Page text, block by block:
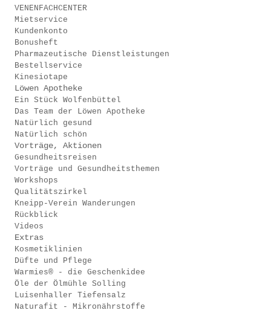
VENENFACHCENTER
Mietservice
Kundenkonto
Bonusheft
Pharmazeutische Dienstleistungen
Bestellservice
Kinesiotape
Löwen Apotheke
Ein Stück Wolfenbüttel
Das Team der Löwen Apotheke
Natürlich gesund
Natürlich schön
Vorträge, Aktionen
Gesundheitsreisen
Vorträge und Gesundheitsthemen
Workshops
Qualitätszirkel
Kneipp-Verein Wanderungen
Rückblick
Videos
Extras
Kosmetiklinien
Düfte und Pflege
Warmies® - die Geschenkidee
Öle der Ölmühle Solling
Luisenhaller Tiefensalz
Naturafit - Mikronährstoffe